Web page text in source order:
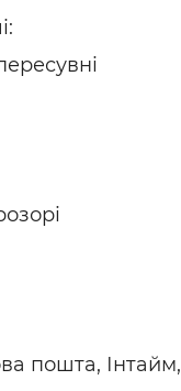
пошта, Інтайм,